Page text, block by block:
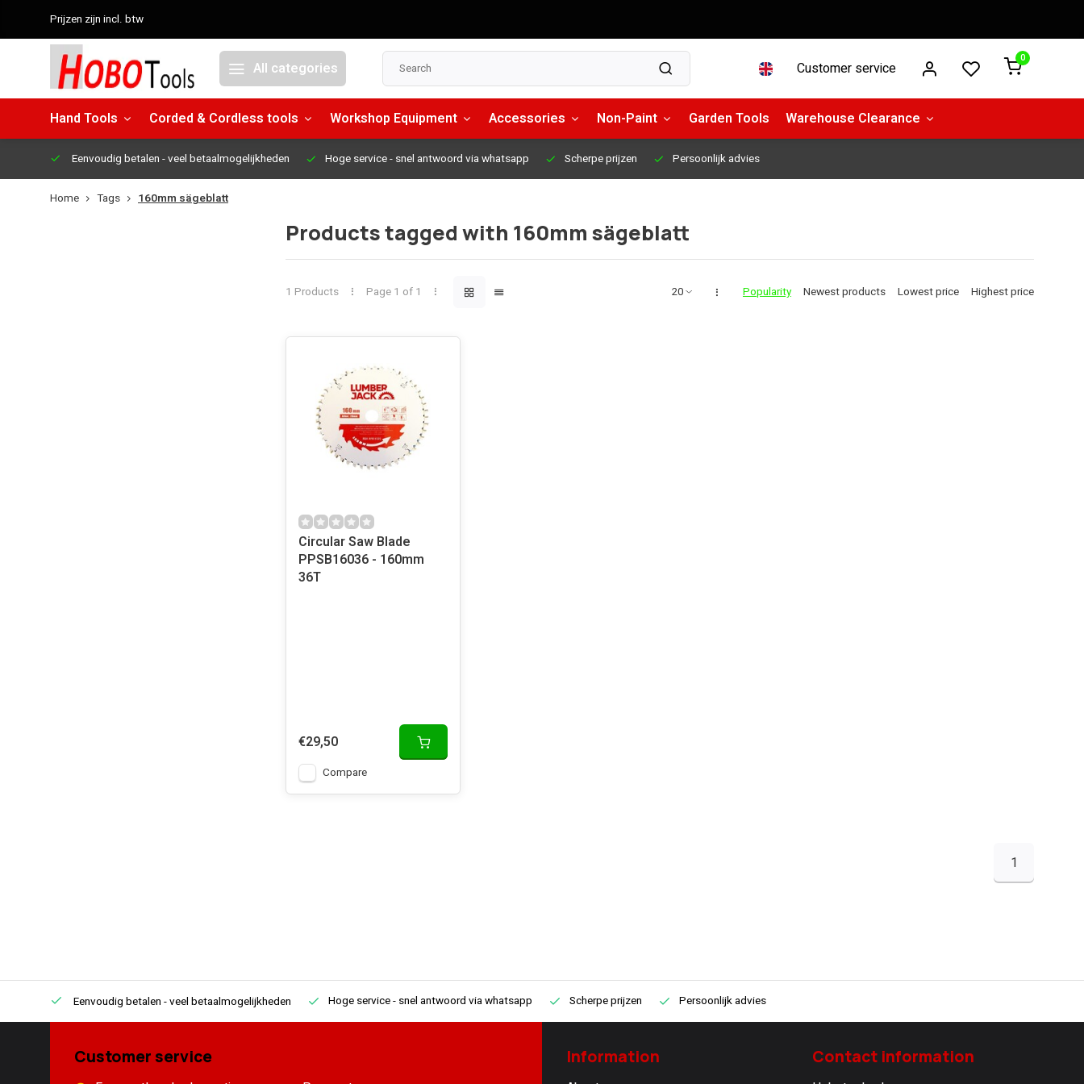
Prijzen zijn incl. btw
All categories Customer service
0
Hand Tools Corded & Cordless tools Workshop Equipment Accessories Non-Paint Garden Tools Warehouse Clearance
Eenvoudig betalen - veel betaalmogelijkheden Hoge service- snel antwoord via whatsapp Scherpe prijzen Persoonlijk advies
Home Tags 160mm sägeblatt
Products tagged with 160mm sägeblatt
1 Products Page 1 of 1 Popularity Newest products Lowest price Highest price
Circular Saw Blade
PPSB16036 - 160mm
36T
€29,50
Compare
1
Eenvoudig betalen - veel betaalmogelijkheden Hoge service- snel antwoord via whatsapp Scherpe prijzen Persoonlijk advies
Customer service Information Contact information